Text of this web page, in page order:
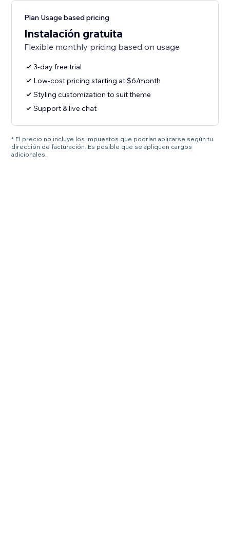
Plan Usage based pricing
Instalación gratuita
Flexible monthly pricing based on usage
3-day free trial
Low-cost pricing starting at $6/month
Styling customization to suit theme
Support & live chat
* El precio no incluye los impuestos que podrían aplicarse según tu
dirección de facturación. Es posible que se apliquen cargos
adicionales.